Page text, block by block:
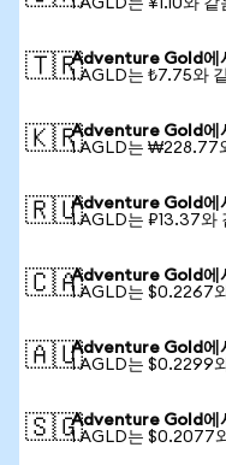
1 AGLD는 ¥1.10와 같
🇹🇷Adventure Gold에
1 AGLD는 ₺7.75와
🇰🇷Adventure Gold에
1 AGLD는 ₩228.77
🇷🇺Adventure Gold에
1 AGLD는 ₽13.37와
🇨🇦Adventure Gold에
1 AGLD는 $0.2267
🇦🇺Adventure Gold에
1 AGLD는 $0.2299
🇸🇬Adventure Gold에
1 AGLD는 $0.2077